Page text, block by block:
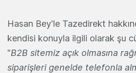
Hasan Bey'le Tazedirekt
kendisi konuyla ilgili olarak şu
"B2B sitemiz açık olmasına
siparişleri genelde telefonla